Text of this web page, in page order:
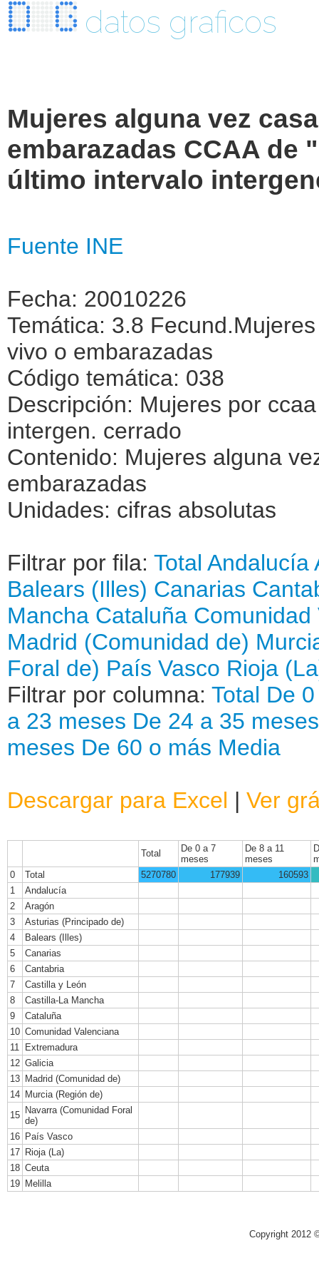
datos graficos
Mujeres alguna vez
embarazadas CCAA
último intervalo
Fuente INE
Fecha: 20010226
Temática: 3.8
vivo o embarazadas
Código temática: 038
Descripción: Mujeres por
intergen. cerrado
Contenido: Mujeres alguna
embarazadas
Unidades: cifras absolutas
Filtrar por fila: Total Andalucía
Balears (Illes) Canarias
Mancha Cataluña Comunidad
Madrid (Comunidad de)
Foral de) País Vasco Rioja
Filtrar por columna: Total De
a 23 meses De 24 a 35 meses
meses De 60 o más Media
Descargar para Excel | Ver
Total
De 0 a 7
meses
De 8 a 11
meses
0
Total 5270780 177939
160593
1
Andalucía
2
Aragón
3
Asturias (Principado de)
4
Balears (Illes)
5
Canarias
6
Cantabria
7
Castilla y León
8
Castilla-La Mancha
9
Cataluña
10 Comunidad Valenciana
11
Extremadura
12 Galicia
13 Madrid (Comunidad de)
14 Murcia (Región de)
15 Navarra (Comunidad Foral
de)
16 País Vasco
17 Rioja (La)
18 Ceuta
19 Melilla
Copyright 2012